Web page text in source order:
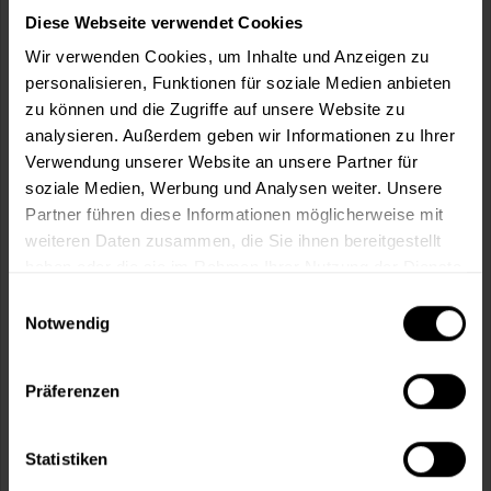
Diese Webseite verwendet Cookies
Wir verwenden Cookies, um Inhalte und Anzeigen zu
personalisieren, Funktionen für soziale Medien anbieten
zu können und die Zugriffe auf unsere Website zu
analysieren. Außerdem geben wir Informationen zu Ihrer
Verwendung unserer Website an unsere Partner für
soziale Medien, Werbung und Analysen weiter. Unsere
Partner führen diese Informationen möglicherweise mit
weiteren Daten zusammen, die Sie ihnen bereitgestellt
Notwendig
Präferenzen
Statistiken
69,16 € / 1 Liter
1 weitere
Residur 891 (RAL 7035 Lichtgrau)